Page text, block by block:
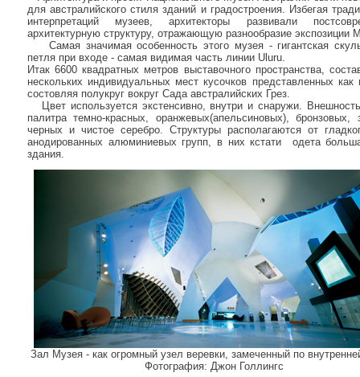
для австралийского стиля зданий и градостроения. Избегая
интерпретаций музеев, архитекторы развивали
архитектурную структуру, отражающую разнообразие экспозиции
Самая значимая особенность этого музея - гигантская
петля при входе - самая видимая часть линии Uluru.
Итак 6600 квадратных метров выставочного пространства,
нескольких индивидуальных мест кусочков представленных как
состовляя полукруг вокруг Сада австралийских Грез.
Цвет используется экстенсивно, внутри и снаружи.
палитра темно-красных, оранжевых(апельсиновых), бронзовых,
черных и чистое серебро. Структуры располагаются от
анодированных алюминиевых групп, в них кстати одета
здания.
Зал Музея - как огромный узел веревки, замеченный по
Фотография: Джон Голлингс